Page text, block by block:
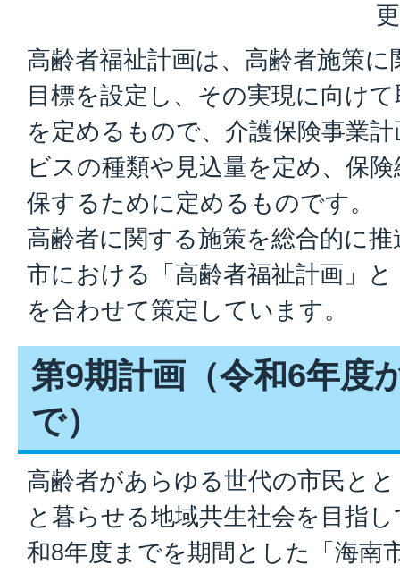
高齢者福祉計画は、高齢者施策
目標を設定し、その実現に向け
を定めるもので、介護保険事業
ビスの種類や見込量を定め、保
保するために定めるものです。
高齢者に関する施策を総合的に
市における「高齢者福祉計画」
を合わせて策定しています。
第9期計画（令和6年度
で）
高齢者があらゆる世代の市民と
と暮らせる地域共生社会を目指
和8年度までを期間とした「海南